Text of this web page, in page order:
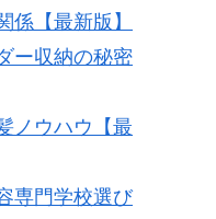
係【最新版】
ー収納の秘密
ノウハウ【最
専門学校選び